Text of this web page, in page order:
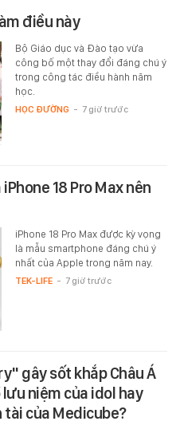
điều này
Bộ Giáo dục và Đào tạo vừa
công bố một thay đổi đáng chú ý
trong công tác điều hành năm
học.
HỌC ĐƯỜNG - 7 giờ trước
18 Pro Max nên
iPhone 18 Pro Max được kỳ vọng
là mẫu smartphone đáng chú ý
nhất của Apple trong năm nay.
TEK-LIFE - 7 giờ trước
gây sốt khắp Châu Á
niệm của idol hay
của Medicube?